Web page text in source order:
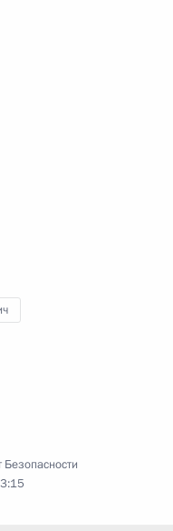
Безопасности